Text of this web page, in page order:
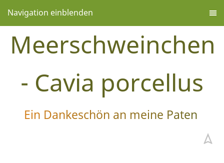
Navigation einblenden
Meerschweinchen
- Cavia porcellus
Ein Dankeschön an meine Paten